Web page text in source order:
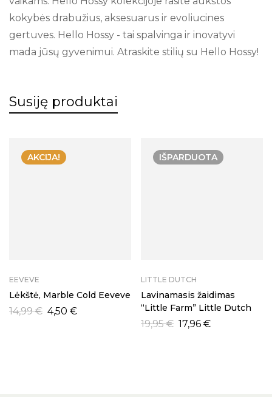
kokybės drabužius, aksesuarus ir evoliucines
gertuves. Hello Hossy - tai spalvinga ir inovatyvi
mada jūsų gyvenimui. Atraskite stilių su Hello Hossy!
Susiję produktai
AKCIJA!
EEVEVE
Lėkštė, Marble Cold Eeveve
14,99€ 4,50 €
IŠPARDUOTA
LITTLE DUTCH
Lavinamasis žaidimas
“Little Farm” Little Dutch
19,95€ 17,96 €